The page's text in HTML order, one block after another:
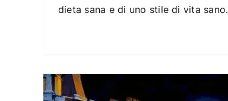
dieta sana e di uno stile di vita sano.